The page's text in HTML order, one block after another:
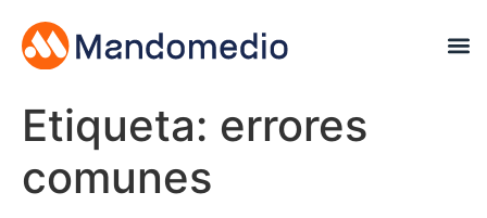
Etiqueta: errores
comunes